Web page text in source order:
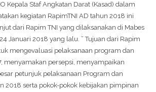
Kepala Staf Angkatan Darat (Kasad) dalam
kegiatan RapimTNI AD tahun 2018 ini
dari Rapim TNI yang dilaksanakan di Mabes
Januari 2018 yang lalu. ” Tujuan dari Rapim
mengevaluasi pelaksanaan program dan
menyamakan persepsi, menyampaikan
petunjuk pelaksanaan Program dan
2018 serta pokok-pokok kebijakan pimpinan